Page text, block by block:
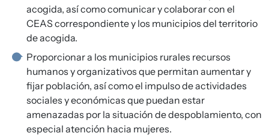
acogida, así como comunicar y colaborar con el
CEAS correspondiente y los municipios del territorio
de acogida.
Proporcionar a los municipios rurales recursos
humanos y organizativos que permitan aumentar y
fijar población, así como el impulso de actividades
sociales y económicas que puedan estar
amenazadas por la situación de despoblamiento, con
especial atención hacia mujeres.